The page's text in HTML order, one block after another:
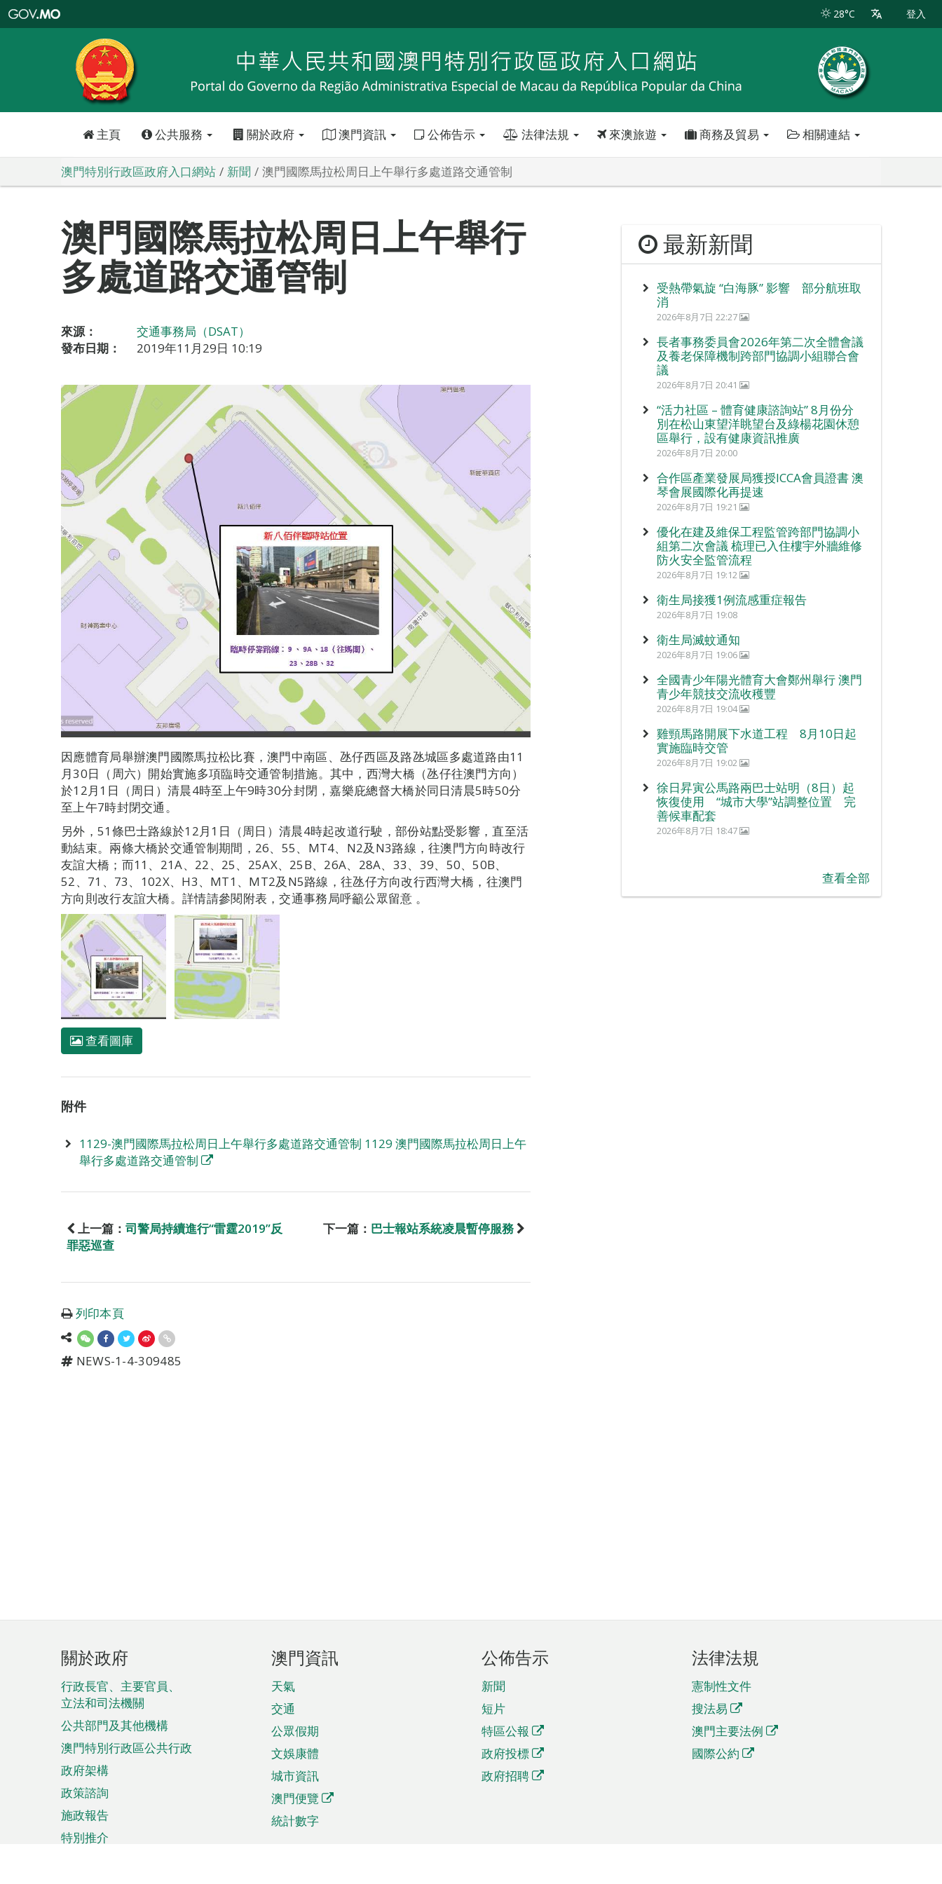
特
政
區
政
口
28°C 登入
主頁 公共服務 關於政府 澳門資訊 公佈告示 法律法規 來澳旅遊 商務及貿易 相關連結
澳門特別行政區政府入口網站 新聞 澳門國際馬拉松周日上午舉行多處道路交通管制
澳門國際馬拉松周日上午舉行
多處道路交通管制
來源：
交通事務局（DSAT）
發布日期：
2019年11月29日 10:19
因應體育局舉辦澳門國際馬拉松比賽，澳門中南區、氹仔西區及路氹城區多處道路由11
月30日（周六）開始實施多項臨時交通管制措施。其中，西灣大橋（氹仔往澳門方向）
於12月1日（周日）清晨4時至上午9時30分封閉，嘉樂庇總督大橋於同日清晨5時50分
至上午7時封閉交通。
另外，51條巴士路線於12月1日（周日）清晨4時起改道行駛，部份站點受影響，直至活
動結束。兩條大橋於交通管制期間，26、55、MT4、N2及N3路線，往澳門方向時改行
友誼大橋；而11、21A、22、25、25AX、25B、26A、28A、33、39、50、50B、
52、71、73、102X、H3、MT1、MT2及N5路線，往氹仔方向改行西灣大橋，往澳門
方向則改行友誼大橋。詳情請參閱附表，交通事務局呼籲公眾留意 。
查看圖庫
附件
1129-澳門國際馬拉松周日上午舉行多處道路交通管制 1129 澳門國際馬拉松周日上午
舉行多處道路交通管制
上一篇： 司警局持續進行“雷霆2019”反
罪惡巡查
下一篇： 巴士報站系統凌晨暫停服務
列印本頁
NEWS-1-4-309485
最新新聞
受熱帶氣旋 “白海豚” 影響 部分航班取
消
2026年8月7日 22:27
長者事務委員會2026年第二次全體會議
及養老保障機制跨部門協調小組聯合會
議
2026年8月7日 20:41
“活力社區 – 體育健康諮詢站” 8月份分
別在松山東望洋眺望台及綠楊花園休憩
區舉行，設有健康資訊推廣
2026年8月7日 20:00
合作區產業發展局獲授ICCA會員證書 澳
琴會展國際化再提速
2026年8月7日 19:21
優化在建及維保工程監管跨部門協調小
組第二次會議 梳理已入住樓宇外牆維修
防火安全監管流程
2026年8月7日 19:12
衛生局接獲1例流感重症報告
2026年8月7日 19:08
衛生局滅蚊通知
2026年8月7日 19:06
全國青少年陽光體育大會鄭州舉行 澳門
青少年競技交流收穫豐
2026年8月7日 19:04
雞頸馬路開展下水道工程 8月10日起
實施臨時交管
2026年8月7日 19:02
徐日昇寅公馬路兩巴士站明（8日）起
恢復使用 “城市大學”站調整位置 完
善候車配套
2026年8月7日 18:47
查看全部
頁
腳
菜
單
關於政府
行政長官、主要官員、
立法和司法機關
公共部門及其他機構
澳門特別行政區公共行政
政府架構
政策諮詢
施政報告
特別推介
澳門資訊
天氣
交通
公眾假期
文娛康體
城市資訊
澳門便覽
統計數字
公佈告示
新聞
短片
特區公報
政府投標
政府招聘
法律法規
憲制性文件
搜法易
澳門主要法例
國際公約